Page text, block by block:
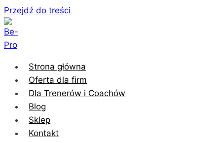
Przejdź do treści
Strona główna
Oferta dla firm
Dla Trenerów i Coachów
Blog
Sklep
Kontakt